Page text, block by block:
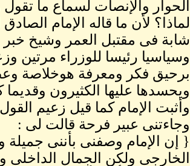
الحوار والإنصات لسماع ما
لماذا؟ لأن ما قاله الإمام
شابة فى مقتبل العمر وشيخ خبر
وسياسيا رئيسا للوزراء مرتين
برحيق فكر ومعرفة هوخلاصة
ويحسدها عليها الكثيرون
وأثبت الإمام كما قيل زعيم
وجاءتنى عبير فرحة قالت لى :
{ إن الإمام وصفنى بأننى
الخارجى ولكن الجمال